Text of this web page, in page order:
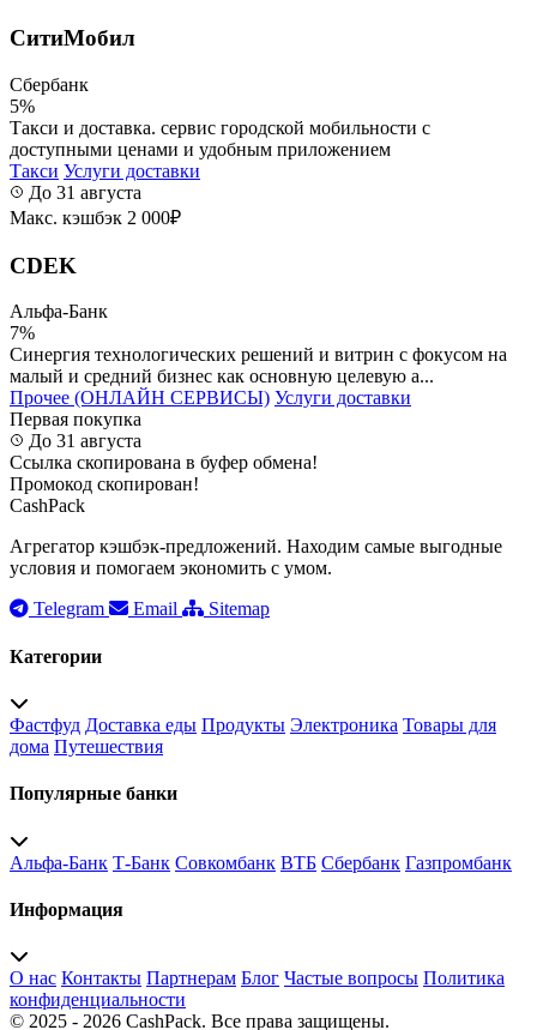
СитиМобил
Сбербанк
5%
Такси и доставка. сервис городской мобильности с
доступными ценами и удобным приложением
Такси Услуги доставки
До 31 августа
Макс. кэшбэк 2 000₽
CDEK
Альфа-Банк
7%
Синергия технологических решений и витрин с фокусом на
малый и средний бизнес как основную целевую а...
Прочее (ОНЛАЙН СЕРВИСЫ) Услуги доставки
Первая покупка
До 31 августа
Ссылка скопирована в буфер обмена!
Промокод скопирован!
CashPack
Агрегатор кэшбэк-предложений. Находим самые выгодные
условия и помогаем экономить с умом.
Telegram
Email Sitemap
Категории
Фастфуд Доставка еды Продукты Электроника Товары для
дома Путешествия
Популярные банки
Альфа-Банк Т-Банк Совкомбанк ВТБ Сбербанк Газпромбанк
Информация
О нас Контакты Партнерам Блог Частые вопросы Политика
конфиденциальности
© 2025 - 2026 CashPack. Все права защищены.